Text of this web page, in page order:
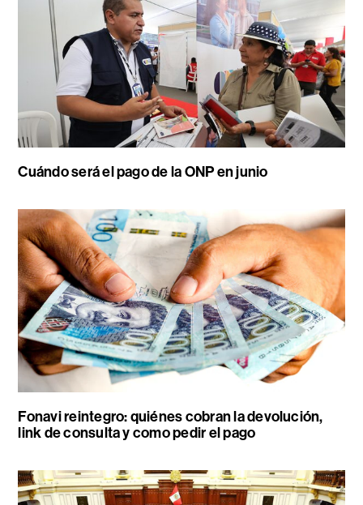
Cuándo será el pago de la ONP en junio
Fonavi reintegro: quiénes cobran la devolución,
link de consulta y como pedir el pago